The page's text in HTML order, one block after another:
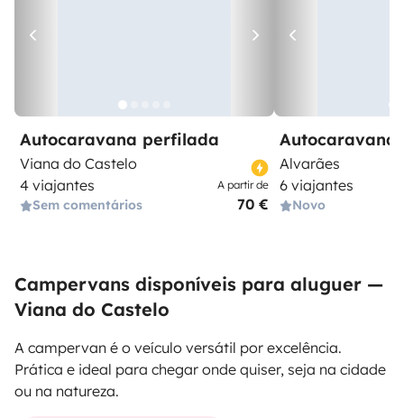
Autocaravana perfilada
Viana do Castelo
4 viajantes
Sem comentários
A partir de
70 €
Autocaravana
Alvarães
6 viajantes
Novo
Campervans disponíveis para aluguer —
Viana do Castelo
A campervan é o veículo versátil por excelência.
Prática e ideal para chegar onde quiser, seja na cidade
ou na natureza.